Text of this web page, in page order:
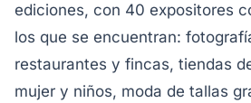
ediciones, con 40 expositores
los que se encuentran:
restaurantes y fincas, tiendas
mujer y niños, moda de tallas